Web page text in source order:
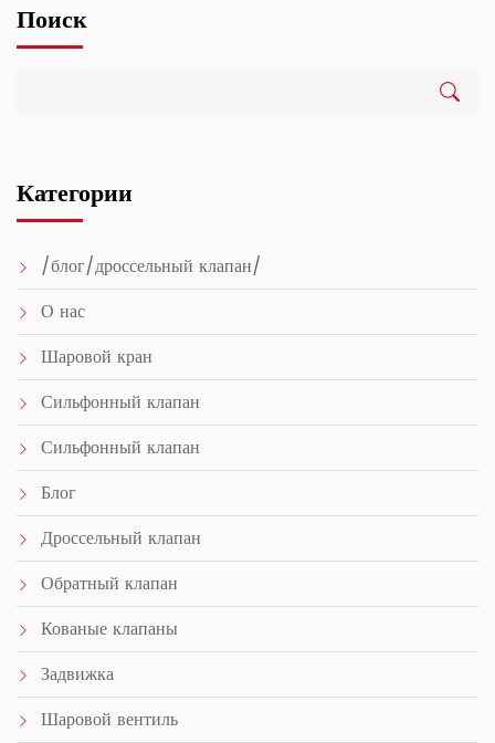
Поиск
Категории
/блог/дроссельный клапан/
О нас
Шаровой кран
Сильфонный клапан
Сильфонный клапан
Блог
Дроссельный клапан
Обратный клапан
Кованые клапаны
Задвижка
Шаровой вентиль